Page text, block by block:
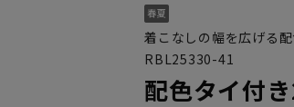
着こなしの幅を広げる
RBL25330-41
配色タイ付